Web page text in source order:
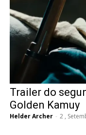
Trailer do
Golden Kamuy
Helder Archer - 2 ,